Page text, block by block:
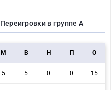
Переигровки в группе A
M В Н П О
5 5 0 0 15